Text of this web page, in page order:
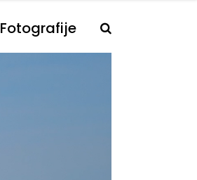
Fotografije